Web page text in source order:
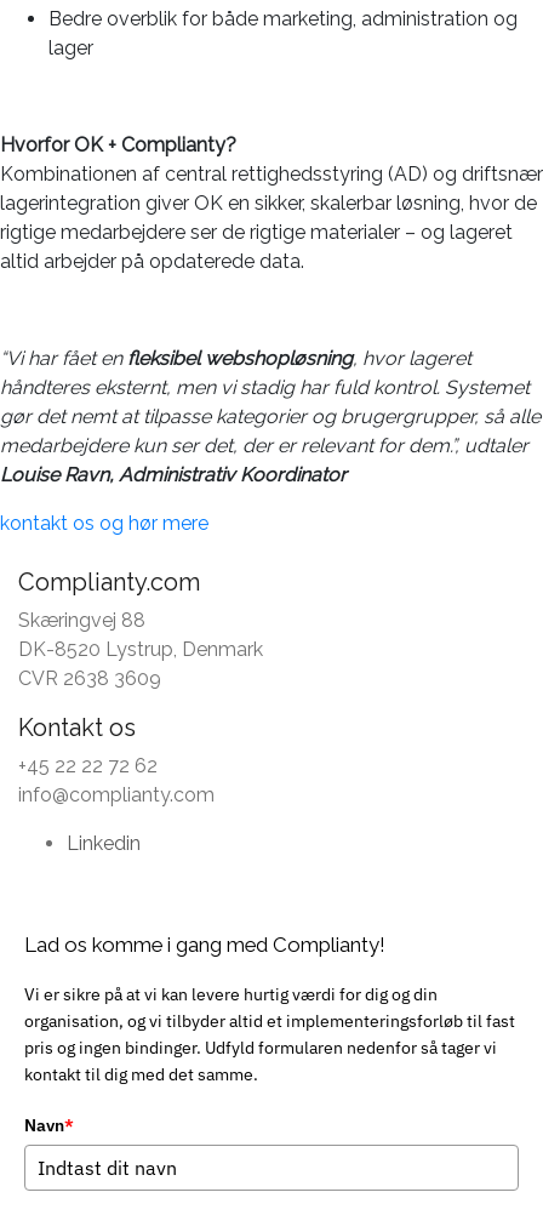
Bedre overblik for både marketing, administration og
lager
Hvorfor OK + Complianty?
Kombinationen af central rettighedsstyring (AD) og driftsnær
lagerintegration giver OK en sikker, skalerbar løsning, hvor de
rigtige medarbejdere ser de rigtige materialer – og lageret
altid arbejder på opdaterede data.
“Vi har fået en fleksibel webshopløsning, hvor lageret
håndteres eksternt, men vi stadig har fuld kontrol. Systemet
gør det nemt at tilpasse kategorier og brugergrupper, så alle
medarbejdere kun ser det, der er relevant for dem.”, udtaler
Louise Ravn, Administrativ Koordinator
kontakt os og hør mere
Complianty.com
Skæringvej 88
DK-8520 Lystrup, Denmark
CVR 2638 3609
Kontakt os
+45 22 22 72 62
info@complianty.com
Linkedin
Lad os komme i gang med Complianty!
Vi er sikre på at vi kan levere hurtig værdi for dig og din
organisation, og vi tilbyder altid et implementeringsforløb til fast
pris og ingen bindinger. Udfyld formularen nedenfor så tager vi
kontakt til dig med det samme.
Navn*